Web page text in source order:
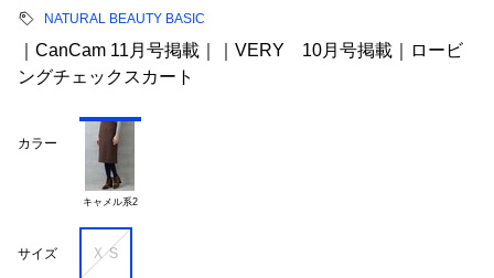
NATURAL BEAUTY BASIC
｜CanCam 11月号掲載｜｜VERY 10月号掲載｜ロービ
ングチェックスカート
カラー
キャメル系2
サイズ ＸＳ